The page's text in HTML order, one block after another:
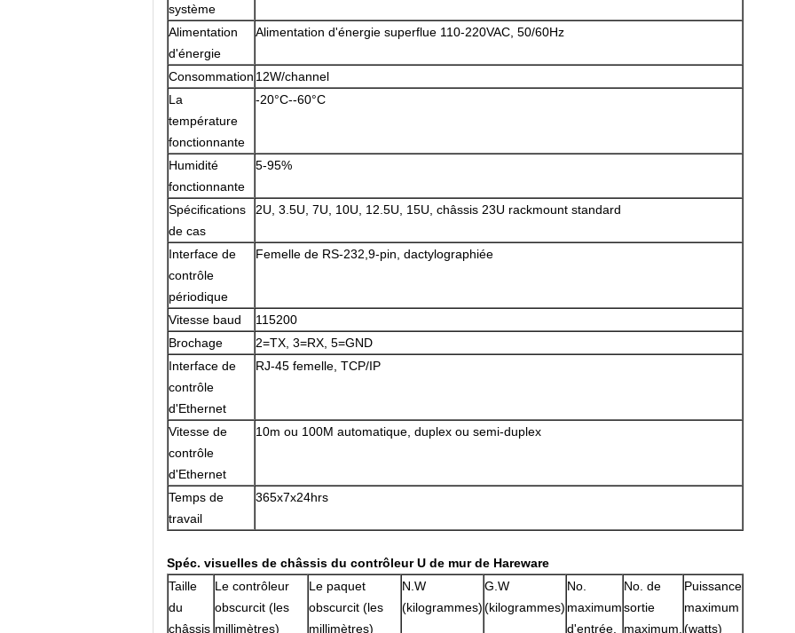
système
Alimentation
d'énergie
Alimentation d'énergie superflue 110-220VAC, 50/60Hz
Consommation 12W/channel
La
température
fonctionnante
-20°C--60°C
Humidité
fonctionnante
5-95%
Spécifications
de cas
2U, 3.5U, 7U, 10U, 12.5U, 15U, châssis 23U rackmount standard
Interface de
contrôle
périodique
Femelle de RS-232,9-pin, dactylographiée
Vitesse baud
115200
Brochage
2=TX, 3=RX, 5=GND
Interface de
contrôle
d'Ethernet
RJ-45 femelle, TCP/IP
Vitesse de
contrôle
d'Ethernet
10m ou 100M automatique, duplex ou semi-duplex
Temps de
travail
365x7x24hrs
Spéc. visuelles de châssis du contrôleur U de mur de Hareware
Taille
du
châssis
Le contrôleur
obscurcit (les
millimètres)
Le paquet
obscurcit (les
millimètres)
N.W
(kilogrammes)
G.W
(kilogrammes)
No.
maximum
d'entrée.
No. de
sortie
maximum.
Puissance
maximum
(watts)